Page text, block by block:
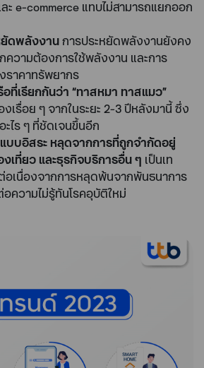
ะ e-commerce แทบไม่สามารถแยกออก
ดพลังงานการประหยัดพลังงานยังคง
ความต้องการใช้พลังงาน และการ
ราคาทรัพยากร
อที่เรียกกันว่า “ทาสหมา ทาสแมว”
เรื่อย ๆ จากในระยะ 2-3 ปีหลังมานี้ ซึ่ง
ะไร ๆ ที่ชัดเจนขึ้นอีก
บบอิสระ หลุดจากการที่ถูกจำกัดอยู่
งเที่ยว และธุรกิจบริการอื่น ๆ เป็นเท
เนื่องจากการหลุดพ้นจากพันธนาการ
ความไม่รู้ทันโรคอุบัติใหม่